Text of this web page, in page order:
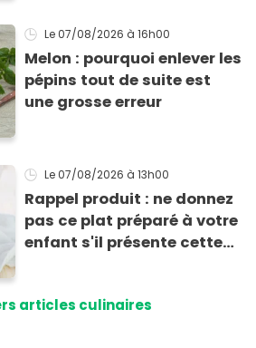
Le 07/08/2026 à 16h00
Melon : pourquoi enlever les
pépins tout de suite est
une grosse erreur
Le 07/08/2026 à 13h00
Rappel produit : ne donnez
pas ce plat préparé à votre
enfant s'il présente cette
articles culinaires